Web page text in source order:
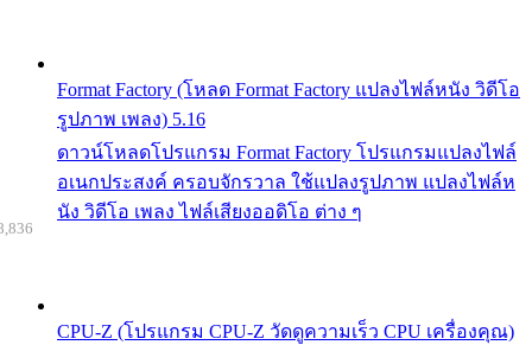
Format Factory (โหลด Format Factory แปลงไฟล์หนัง วิดีโอ
รูปภาพ เพลง) 5.16
ดาวน์โหลดโปรแกรม Format Factory โปรแกรมแปลงไฟล์
อเนกประสงค์ ครอบจักรวาล ใช้แปลงรูปภาพ แปลงไฟล์ห
นัง วิดีโอ เพลง ไฟล์เสียงออดิโอ ต่าง ๆ
CPU-Z (โปรแกรม CPU-Z วัดดูความเร็ว CPU เครื่องคุณ)